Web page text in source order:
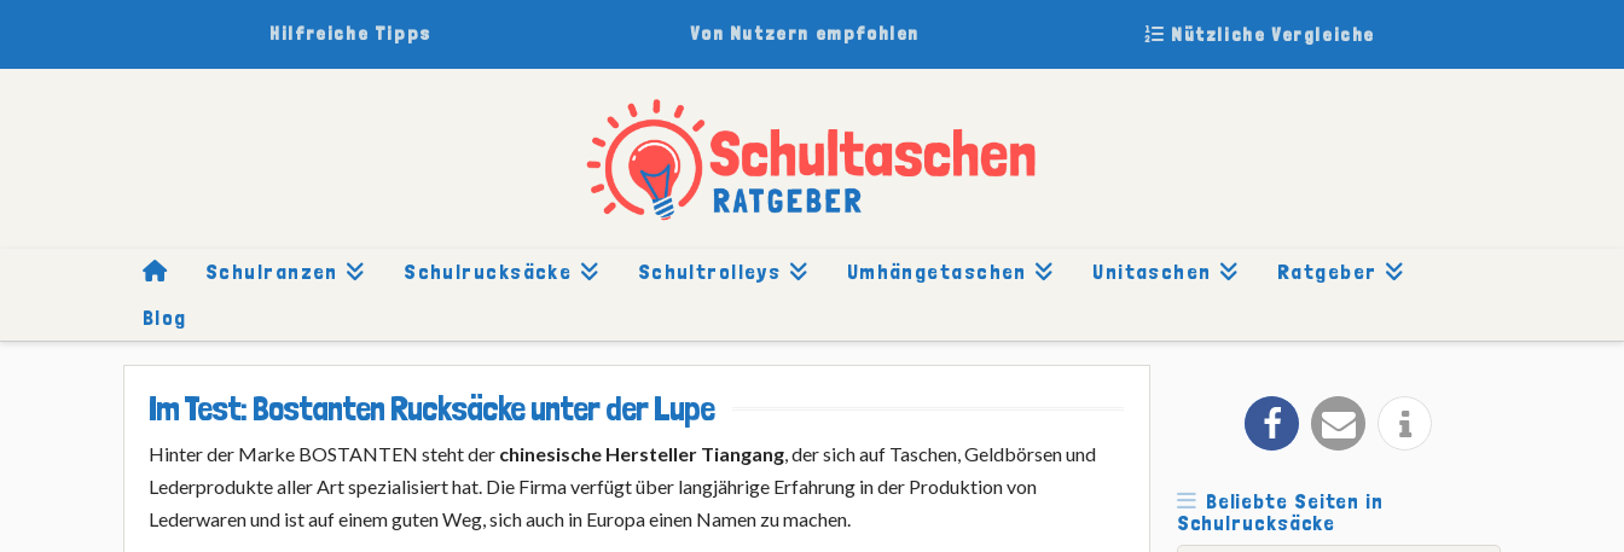
Hilfreiche Tipps Von Nutzern empfohlen Nützliche Vergleiche
Schulranzen Schulrucksäcke Schultrolleys Umhängetaschen Unitaschen
Ratgeber
Blog
HOMESCHULRUCKSÄCKE
Im Test: Bostanten Rucksäcke unter der Lupe
Hinter der Marke BOSTANTEN steht der chinesische Hersteller Tiangang , der sich auf Taschen, Geldbörsen und
Lederprodukte aller Art spezialisiert hat. Die Firma verfügt über langjährige Erfahrung in der Produktion von
Lederwaren und ist auf einem guten Weg, sich auch in Europa einen Namen zu machen.
Beliebte Seiten in
Schulrucksäcke